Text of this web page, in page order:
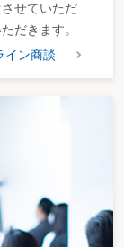
せていただ
だきます。
イン商談